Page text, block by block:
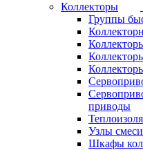
Коллекторы
Группы
приводы
Узлы
Шкафы